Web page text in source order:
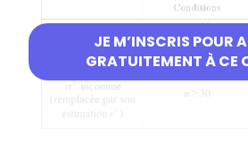
JE M’INSCRIS POUR
GRATUITEMENT À CE